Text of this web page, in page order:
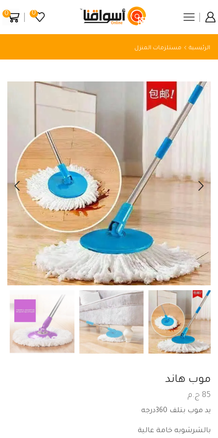
0
0
الرئيسية مستلزمات المنزل
موب هاند
85 ج.م
يد موب بتلف 360درجه
بالشرشوبه خامة عالية